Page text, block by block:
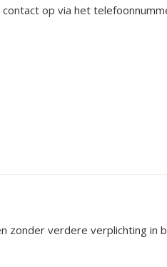
op via het
zonder verdere verplichting in